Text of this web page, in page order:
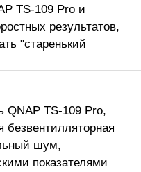
TS-109 Pro и
результатов,
"старенький
QNAP TS-109 Pro,
шум,
показателями